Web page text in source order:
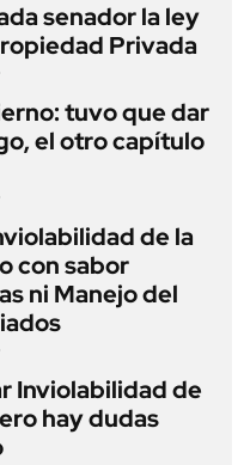
senador la ley
Privada
tuvo que dar
el otro capítulo
de la
con sabor
ni Manejo del
Inviolabilidad de
hay dudas